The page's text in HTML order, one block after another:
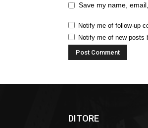
Save my name,
Notify me of follow-up
Notify me of new posts
DITORE